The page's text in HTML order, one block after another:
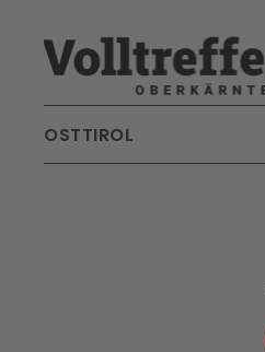
Skip to main content
OSTTIROL